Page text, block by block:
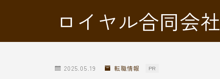
ロイヤル合同会社
2025.05.19 転職情報 PR